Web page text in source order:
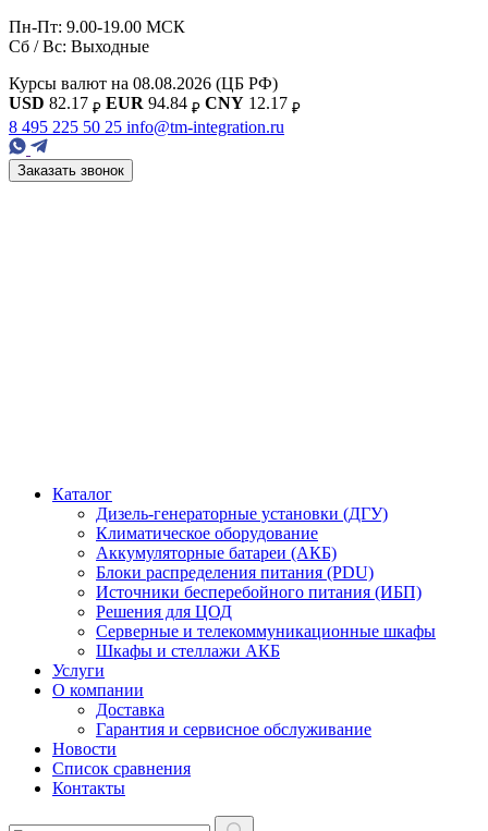
Пн-Пт: 9.00-19.00 МСК
Сб / Вс: Выходные
Курсы валют на 08.08.2026 (ЦБ РФ)
USD 82.17 ₽ EUR 94.84 ₽ CNY 12.17 ₽
8 495 225 50 25 info@tm-integration.ru
Заказать звонок
Каталог
Дизель-генераторные установки (ДГУ)
Климатическое оборудование
Аккумуляторные батареи (АКБ)
Блоки распределения питания (PDU)
Источники бесперебойного питания (ИБП)
Решения для ЦОД
Серверные и телекоммуникационные шкафы
Шкафы и стеллажи АКБ
Услуги
О компании
Доставка
Гарантия и сервисное обслуживание
Новости
Список сравнения
Контакты